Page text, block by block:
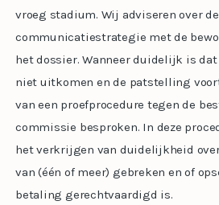
vroeg stadium. Wij adviseren over
communicatiestrategie met de
het dossier. Wanneer duidelijk is
niet uitkomen en de patstelling
van een proefprocedure tegen de
commissie besproken. In deze
het verkrijgen van duidelijkheid
van (één of meer) gebreken en of
betaling gerechtvaardigd is.